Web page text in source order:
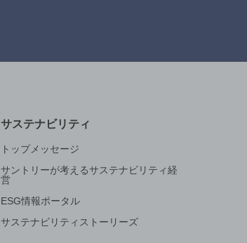
サステナビリティ
トップメッセージ
サントリーが考えるサステナビリティ経
営
ESG情報ポータル
サステナビリティストーリーズ